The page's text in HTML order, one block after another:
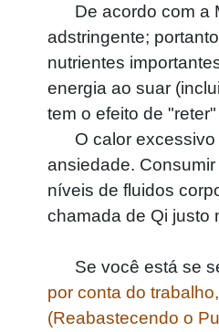
De acordo com a
adstringente;
nutrientes
energia ao suar
tem o efeito de
O calor excessivo
ansiedade.
níveis de fluidos
chamada de Qi justo
Se você está se
por conta do
(Reabastecendo o